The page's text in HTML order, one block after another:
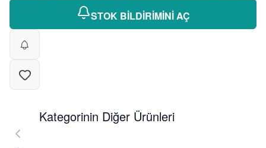
STOK BİLDİRİMİNİ AÇ
Kategorinin Diğer Ürünleri